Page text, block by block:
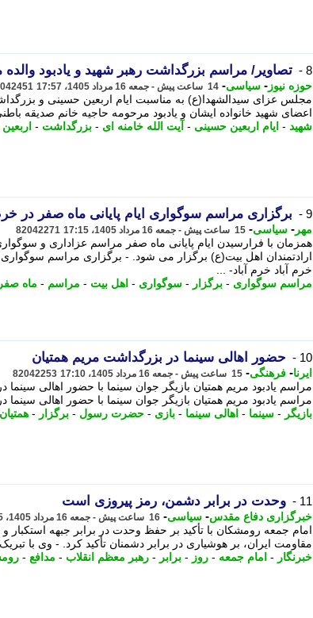
8 - تصاویر/ مراسم بزرگداشت رهبر شهید و یادبود
حوزه نیوز - سیاسی- 14 ساعت پیش - جمعه 16 مرداد 1405، 17:57
مجلس عزای سیدالشهدا(ع) به مناسبت ایام اربعین حسینی و
اعضای شهید خانواده ایشان و یادبود مرحومه حاجیه خانم صدیقه
شهید - ایام اربعین حسینی - آیت الله خامنه ای - بزرگداشت -
9 - برگزاری مراسم سوگواری ایام پایانی ماه صفر در
مهر - سیاسی- 15 ساعت پیش - جمعه 16 مرداد 1405، 17:15 82042271
همزمان با فرارسیدن ایام پایانی ماه صفر مراسم عزاداری و
ارادتمندان اهل بیت(ع) برگزار می شود. - برگزاری مراسم سوگواری
خرم آباد خرم آباد- ...
مراسم سوگواری - برگزار - سوگواری - اهل بیت - مراسم - ماه صفر
10 - حضور اهالی سینما در بزرگداشت مریم همتیان
ایرنا- فرهنگی- 15 ساعت پیش - جمعه 16 مرداد 1405، 17:10 82042253
مراسم یادبود مریم همتیان بازیگر جوان سینما با حضور اهالی
مراسم یادبود مریم همتیان بازیگر جوان سینما با حضور اهالی
بازیگر - سینما - اهالی سینما - بازی - حضرت رسول - برگزار - همتیان
11 - وحدت در برابر دشمن، رمز پیروزی است
خبرگزاری دفاع مقدس- سیاسی- 16 ساعت پیش - جمعه 16 مرداد 1405، 16:35
امام جمعه رومشکان با تأکید بر حفظ وحدت در برابر جبهه استکبار
مقاومت ایران، بر هوشیاری در برابر دشمنان تأکید کرد. - وی با
خبرنگار - امام جمعه - روز - برابر - رهبر معظم انقلاب - مدافع -